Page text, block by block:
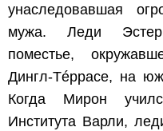
унаследовавшая
мужа. Леди Эстер
поместье,
Дингл-Тéррасе, на
Когда Мирон
Института Варли,